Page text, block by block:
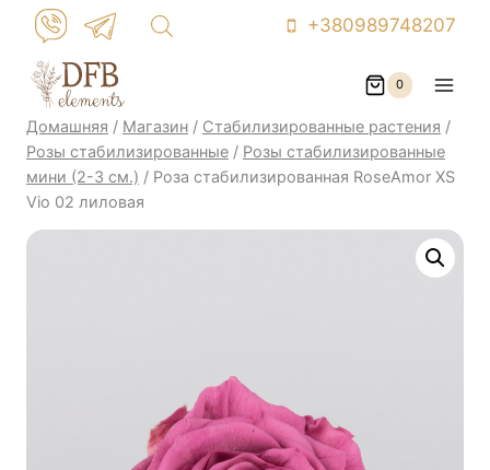
Перейти
контенту
+380989748207
0
Домашняя / Магазин / Стабилизированные растения /
Розы стабилизированные / Розы стабилизированные
мини (2-3 см.) / Роза стабилизированная RoseAmor XS
Vio 02 лиловая